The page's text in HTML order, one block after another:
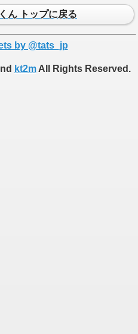
ん トップに戻る
by @tats_jp
kt2mAll Rights Reserved.